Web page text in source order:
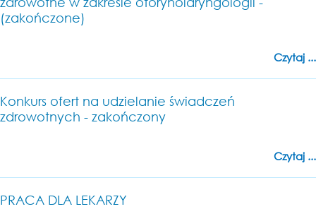
(zakończone)
Czytaj ...
Konkurs ofert na udzielanie świadczeń
zdrowotnych - zakończony
Czytaj ...
PRACA DLA LEKARZY